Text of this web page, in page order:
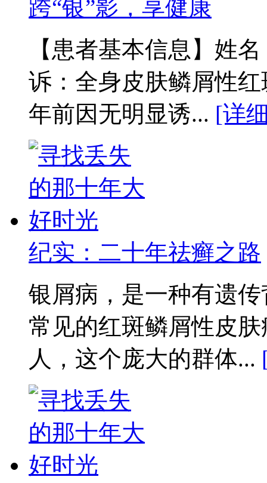
跨“银”影，享健康
【患者基本信息】姓
诉：全身皮肤鳞屑性
年前因无明显诱... [详
纪实：二十年祛癣之路
银屑病，是一种有遗
常见的红斑鳞屑性皮
人，这个庞大的群体...